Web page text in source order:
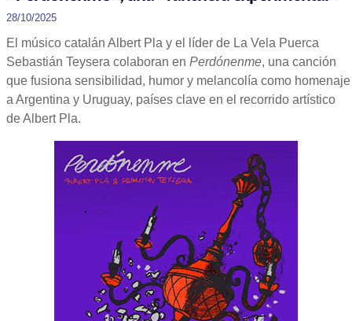
28/10/2025
El músico catalán Albert Pla y el líder de La Vela Puerca
Sebastián Teysera colaboran en Perdónenme, una canción
que fusiona sensibilidad, humor y melancolía como homenaje
a Argentina y Uruguay, países clave en el recorrido artístico
de Albert Pla.